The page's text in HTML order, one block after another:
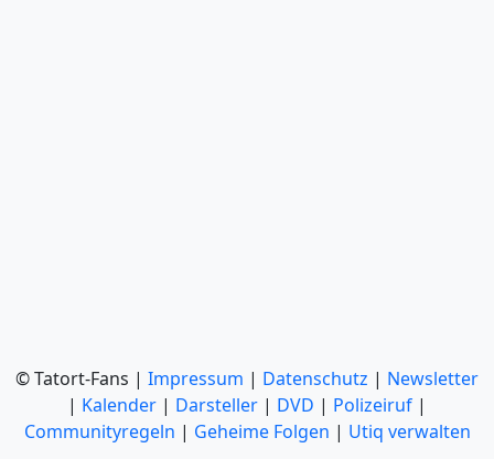
© Tatort-Fans | Impressum | Datenschutz | Newsletter
| Kalender | Darsteller | DVD | Polizeiruf |
Communityregeln | Geheime Folgen | Utiq verwalten